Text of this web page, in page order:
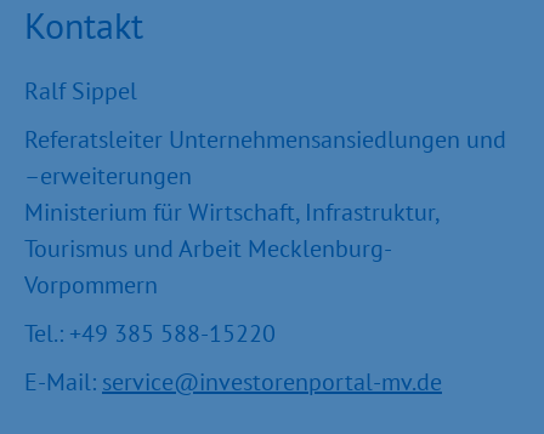
Kontakt
Ralf Sippel
Referatsleiter Unternehmensansiedlungen und
–erweiterungen
Ministerium für Wirtschaft, Infrastruktur,
Tourismus und Arbeit Mecklenburg-
Vorpommern
Tel.: +49 385 588-15220
E-Mail: service@investorenportal-mv.de